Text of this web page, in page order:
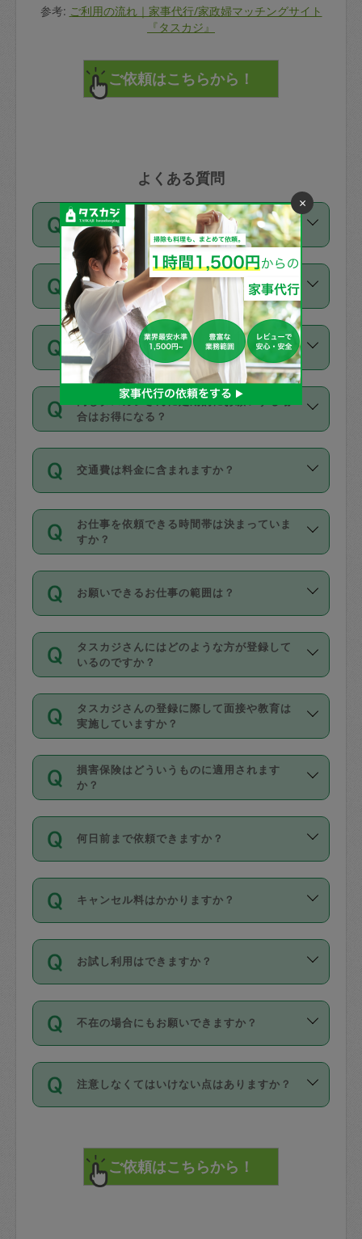
参考: ご利用の流れ｜家事代行/家政婦マッチングサイト
『タスカジ』
よくある質問
1回あたりの依頼時間は決まっています
か？
依頼1回につき3時間固定です。3時間を
超えて依頼したい場合は、延長機能をご
利用ください。機能をご利用いただくに
は、タスカジさんに事前に相談し、合意
の上事前申請することが必要です。な
お、3時間を下回っても、値引き等はござ
いません。
価格はどうやって決まっていますか？
11種類の価格帯の中からタスカジさん自
身が価格を選んで設定しています。
タスカジさんの価格設定には最初は制限
があり、レビュー件数、レビューの平均
値、などで除々に設定可能な最高額が上
がっていく仕組みになっています。
支払い方法を教えてください
お支払方法はクレジットカード（Visa／
Master／JCB／AMERICAN EXPRESS／
Diners Club）のみとなります。
を行う際にご入力ください。プロフィー
ル登録時にはご入力いただかなくても大
丈夫です。
デビットカード・プリペイドカード（Vプ
リカ、au WALLETなど）は支払にはご利
銀行振込や現金払いも対応していませ
なお、タスカジさんの交通費も、依頼料
金のご請求と合わせてお支払いとなりま
動計算で表示されます。
同じタスカジさんに定期的にお願いする場
合はお得になる？
依頼には「スポット」と「定期（毎週｜
隔週）」があり、「定期」の依頼は「ス
ポット」よりお得な料金でご利用できま
す。
定期の最低利用回数は設けていない代わ
りに、一定数を超えたキャンセルは有償
（例：毎週定期の場合は３回以上のキャ
ンセルが有償（1200円、隔週定期の場合
は２回以上のキャンセルが有償（1200
交通費は料金に含まれますか？
交通費は依頼料金とは別途発生し、依頼
料金のご請求と合わせてお支払いとなり
ます。交通費の金額は「依頼の詳細」に
お仕事を依頼できる時間帯は決まっていま
すか？
時間帯は3種類あります。いずれも１回あ
たり３時間です。
・ＡＭ ９時～１２時
・ＰＭ １３時～１６時
・夜 １８時～２１時
開始時間を２時間前後変更することが可
能です。依頼送信後、個別にタスカジさ
んにメッセージを送り調整してくださ
い。ただし、２時間を越えての調整はで
時間も被らない場合、損害保険の対象外
お願いできるお仕事の範囲は？
掃除、整理収納、洗濯、買い物、料理、
作り置きです。タスカジさんによってで
きる仕事の範囲が異なりますので、依頼
する前にタスカジさんのプロフィールで
確認してください。
基本的に、高所での作業や危険作業、屋
外での作業は対象外です。
タスカジさんにはどのような方が登録して
いるのですか？
主婦として長年の家事経験をお持ちの
方、栄養士・調理師といった資格者で保
育園や学校の給食やレストランで料理関
係の専門職に従事されていた方、日本で
すでにハウスキーパーや英語の先生とし
てお仕事をしているフィリピン出身の
社員など様々なバックグラウンドの方が
登録しています。
日本語も話せる方など様々です。
ールに記載していますので、各自の得意
を依頼してください。
タスカジさんの登録に際して面接や教育は
実施していますか？
応募の際に、各自事務局との面接と説明
を行っています。その後、身分証明書の
写真提出をしていただいています。外国
確認しています。タスカジさんトレーニ
ング動画を使ったセルフトレーニングの
現場トライアルを受け、合格したタスカ
ジさんが活動されています。
※テストセンターの講評は１件目のレビュ
参考
【詳細】タスカジさんの登録に際
損害保険はどういうものに適用されます
か？
依頼者とタスカジさんとの間でタスカジ
を通して成立した作業時間内での作業に
適用されます。作業範囲は、掃除、洗
です。作業中に物を壊したり、人にけが
をさせたりした場合が対象で、補償金額
す。
写真を撮り、
詳細FAQ：
損害賠償保険について教えて
何日前まで依頼できますか？
ご依頼は、現在を起点に3日後（72時間
以降）の日時から受付可能となっていま
す。
タスカジさんへ「募集」をかけることが
可能です。
キャンセル料はかかりますか？
キャンセル料には、以下の2種類がありま
す。
1. 直前キャンセル（定期、スポット契約
共通）
72時間を超える※と、以下のキャンセル
料が発生します。
直前キャンセル料：
72時間前〜24時間前＝依頼料金の50%
お試し利用はできますか？
「お試し利用」というメニューはありま
せんが、「一回のみ」依頼を活用するこ
とによって、気に入ったタスカジさんを
まず、条件の合う気になるタスカジさ
みてください。
その後、一番気に入ったタスカジさんに
不在の場合にもお願いできますか？
不在の場合の作業はタスカジさんの同意
が必要です。数回の依頼ののち、タスカ
ジさんと依頼者の間で十分な信頼関係が
てください。
不在時に部屋に入るためにタスカジさん
注意しなくてはいけない点はありますか？
で、必ず鍵のかかるロッカーや金庫に入
れて依頼者の責任の元管理するよう心掛
けてください。
×